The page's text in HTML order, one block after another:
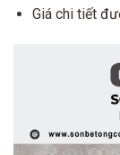
Giá chi tiết